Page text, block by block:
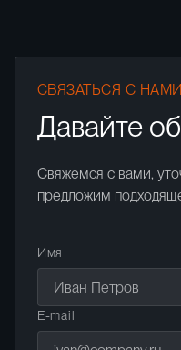
СВЯЗАТЬСЯ С НАМИ
Давайте
Свяжемся с вами,
предложим
Имя
E-mail